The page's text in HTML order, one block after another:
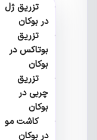
تزریق ژل
در بوکان
تزریق
بوتاکس در
بوکان
تزریق
چربی در
بوکان
کاشت مو
در بوکان